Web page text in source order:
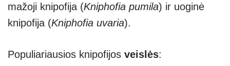
mažoji knipofija (Kniphofia pumila) ir uoginė
knipofija (Kniphofia uvaria).
Populiariausios knipofijos veislės: